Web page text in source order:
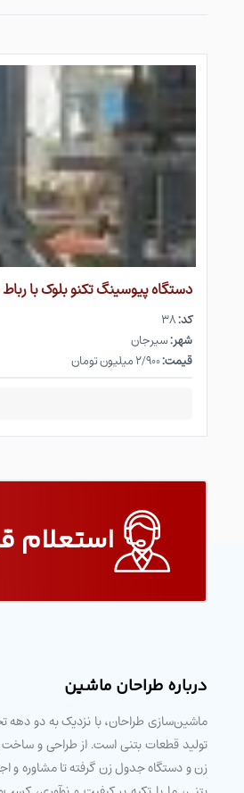
دستگاه پیوسینگ تکنو بلوک با
کد:۳۸
شهر:سیرجان
قیمت:۲/۹۰۰ میلیون تومان
استعلام
درباره طراحان ماشین
ماشین‌سازی طراحان، با نزدیک به دو دهه
تولید قطعات بتنی است. از طراحی و ساخت
زن و دستگاه جدول زن گرفته تا مشاوره و